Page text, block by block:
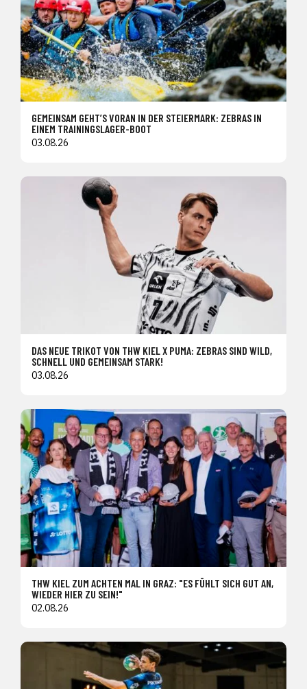
GEMEINSAM GEHT’S VORAN IN DER STEIERMARK: ZEBRAS IN
EINEM TRAININGSLAGER-BOOT
03.08.26
DAS NEUE TRIKOT VON THW KIEL X PUMA: ZEBRAS SIND WILD,
SCHNELL UND GEMEINSAM STARK!
03.08.26
THW KIEL ZUM ACHTEN MAL IN GRAZ: "ES FÜHLT SICH GUT AN,
WIEDER HIER ZU SEIN!"
02.08.26